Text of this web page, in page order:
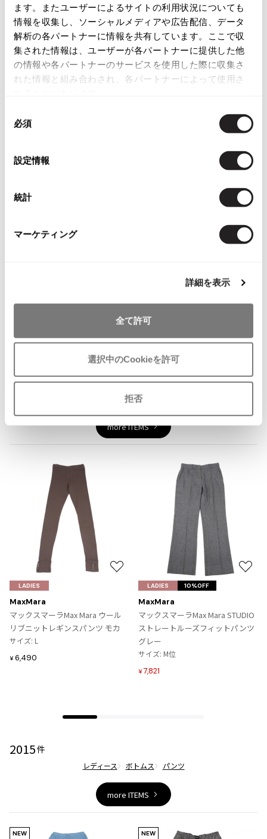
ます。またユーザーによるサイトの利用状況についても
情報を収集し、ソーシャルメディアや広告配信、データ
解析の各パートナーに情報を共有しています。ここで収
集された情報は、ユーザーが各パートナーに提供した他
の情報や各パートナーのサービスを使用した際に収集さ
れた情報と組み合わされ、各パートナーによって使用さ
必須
設定情報
統計
マーケティング
詳細を表示
全て許可
選択中のCookieを許可
拒否
イッセイミヤケハート
ISSEY MIYAKE me
イッセイミヤケミー
ISSEY MIYAKE MEN / IM MEN
イッセイミヤケメン / アイムメン
Jean-Paul GAULTIER CLASSIQUE
Vivienne Westwood
Maison Margiela
メゾンマルジェラ
コンディション
程度良好な中古品
目立ったシミ、汚れ、ほつれ等なくいい状態です。クリーニング済み
K-1199
カテゴリ
店頭試着については
You May Also Like
8件
マックスマーラ/MaxMara
more ITEMS
MaxMara
マックスマーラMax Mara ウール
リブニットレギンスパンツ モカ
サイズ: L
¥ 6,490
LADIES
入
り
MaxMara
マックスマーラMax Mara STUDIO
ストレートルーズフィットパンツ
グレー
サイズ: M位
¥ 7,821
LADIES 10%OFF
お
入
り
2015件
レディース ボトムス パンツ
more ITEMS
NEW NEW